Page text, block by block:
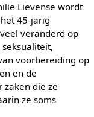
Lievense wordt
45-jarig
veranderd op
voorbereiding op
en de
zaken die ze
ze soms